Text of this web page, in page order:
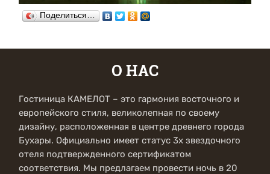
Поделиться…
О НАС
Гостиница КАМЕЛОТ – это гармония восточного и
европейского стиля, великолепная по своему
дизайну, расположенная в центре древнего города
Бухары. Официально имеет статус 3х звездочного
отеля подтвержденного сертификатом
соответствия. Мы предлагаем провести ночь в 20